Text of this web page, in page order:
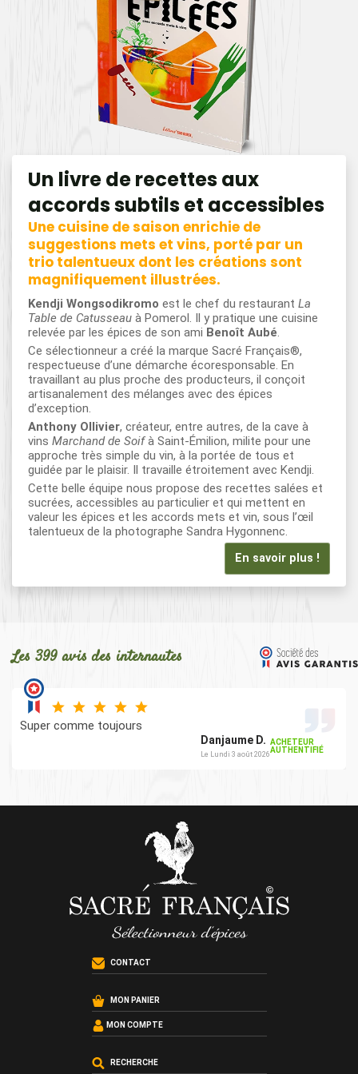
Un livre de recettes aux
accords subtils et accessibles
Une cuisine de saison enrichie de
suggestions mets et vins, porté par un
trio talentueux dont les créations sont
magnifiquement illustrées.
Kendji Wongsodikromo est le chef du restaurant La
Table de Catusseau à Pomerol. Il y pratique une cuisine
relevée par les épices de son ami Benoît Aubé.
Ce sélectionneur a créé la marque Sacré Français®,
respectueuse d’une démarche écoresponsable. En
travaillant au plus proche des producteurs, il conçoit
artisanalement des mélanges avec des épices
d’exception.
Anthony Ollivier, créateur, entre autres, de la cave à
vins Marchand de Soifà Saint-Émilion, milite pour une
approche très simple du vin, à la portée de tous et
guidée par le plaisir. Il travaille étroitement avec Kendji.
Cette belle équipe nous propose des recettes salées et
sucrées, accessibles au particulier et qui mettent en
valeur les épices et les accords mets et vin, sous l’œil
talentueux de la photographe Sandra Hygonnenc.
En savoir plus !
Les 399 avis des internautes
Super comme toujours
Danjaume D.
Le Lundi 3 août 2026
ACHETEUR
AUTHENTIFIÉ
CONTACT
MON PANIER
MON COMPTE
RECHERCHE